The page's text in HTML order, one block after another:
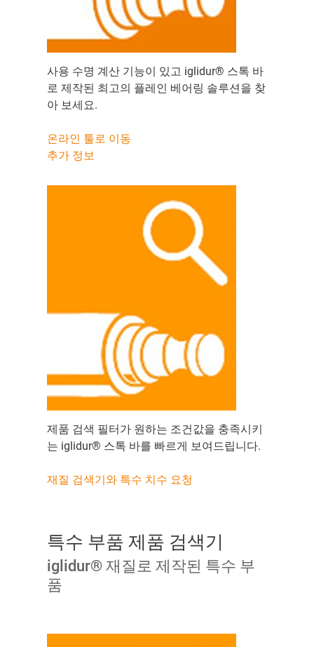
사용 수명 계산 기능이 있고 iglidur® 스톡 바
로 제작된 최고의 플레인 베어링 솔루션을 찾
아 보세요.
온라인 툴로 이동
추가 정보
제품 검색 필터가 원하는 조건값을 충족시키
는 iglidur® 스톡 바를 빠르게 보여드립니다.
재질 검색기와 특수 치수 요청
특수 부품 제품 검색기
iglidur® 재질로 제작된 특수 부
품